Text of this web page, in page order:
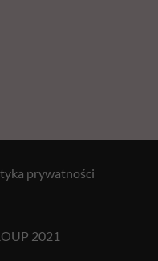
2021
prywatności